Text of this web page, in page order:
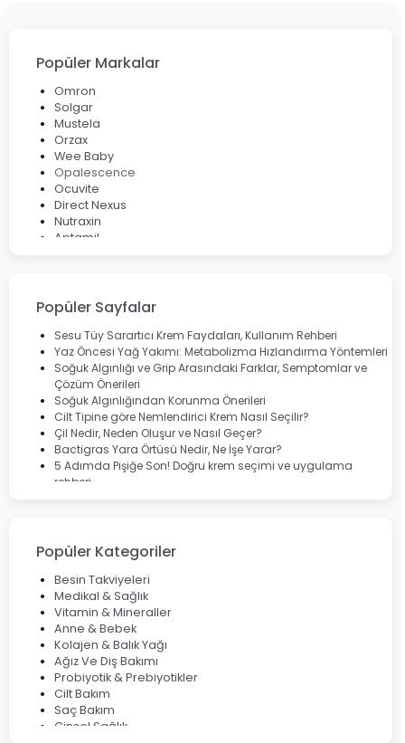
Popüler Markalar
Omron
Solgar
Mustela
Orzax
Wee Baby
Opalescence
Ocuvite
Direct Nexus
Nutraxin
Aptamil
Lansinoh
Cebrolux
Dermoskin
Marvis
Rcfarma
Popüler Sayfalar
Sesu Tüy Sarartıcı Krem Faydaları, Kullanım Rehberi
Yaz Öncesi Yağ Yakımı: Metabolizma Hızlandırma Yöntemleri
Soğuk Algınlığı ve Grip Arasındaki Farklar, Semptomlar ve
Çözüm Önerileri
Soğuk Algınlığından Korunma Önerileri
Cilt Tipine göre Nemlendirici Krem Nasıl Seçilir?
Çil Nedir, Neden Oluşur ve Nasıl Geçer?
Bactigras Yara Örtüsü Nedir, Ne İşe Yarar?
5 Adımda Pişiğe Son! Doğru krem seçimi ve uygulama
rehberi
Çözüm Yolları
Bocavirüs Enfeksiyonu Hakkında Bilmeniz Gerekenler
Deep Flex Topraklama Matı Nedir? Detaylı Rehber
Mumiyo Nedir? Faydaları ve Kullanım Alanları Nelerdir?
Popüler Kategoriler
Besin Takviyeleri
Medikal & Sağlık
Vitamin & Mineraller
Anne & Bebek
Kolajen & Balık Yağı
Ağız Ve Diş Bakımı
Probiyotik & Prebiyotikler
Cilt Bakım
Saç Bakım
Cinsel Sağlık